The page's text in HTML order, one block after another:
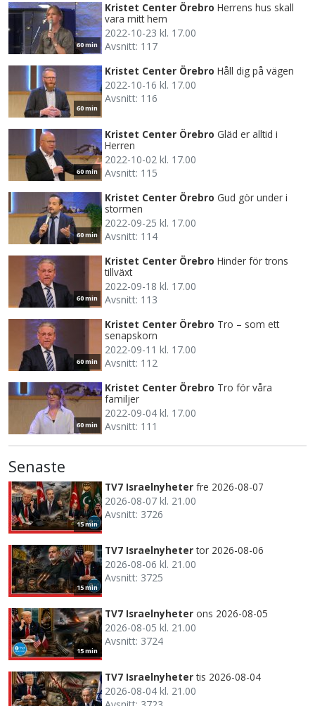
60 min
Kristet Center Örebro Herrens hus skall
vara mitt hem
2022-10-23 kl. 17.00
Avsnitt: 117
60 min
Kristet Center Örebro Håll dig på vägen
2022-10-16 kl. 17.00
Avsnitt: 116
60 min
Kristet Center Örebro Gläd er alltid i
Herren
2022-10-02 kl. 17.00
Avsnitt: 115
60 min
Kristet Center Örebro Gud gör under i
stormen
2022-09-25 kl. 17.00
Avsnitt: 114
60 min
Kristet Center Örebro Hinder för trons
tillväxt
2022-09-18 kl. 17.00
Avsnitt: 113
60 min
Kristet Center Örebro Tro – som ett
senapskorn
2022-09-11 kl. 17.00
Avsnitt: 112
60 min
Kristet Center Örebro Tro för våra
familjer
2022-09-04 kl. 17.00
Avsnitt: 111
Senaste
15 min
TV7 Israelnyheter fre 2026-08-07
2026-08-07 kl. 21.00
Avsnitt: 3726
15 min
TV7 Israelnyheter tor 2026-08-06
2026-08-06 kl. 21.00
Avsnitt: 3725
15 min
TV7 Israelnyheter ons 2026-08-05
2026-08-05 kl. 21.00
Avsnitt: 3724
TV7 Israelnyheter tis 2026-08-04
2026-08-04 kl. 21.00